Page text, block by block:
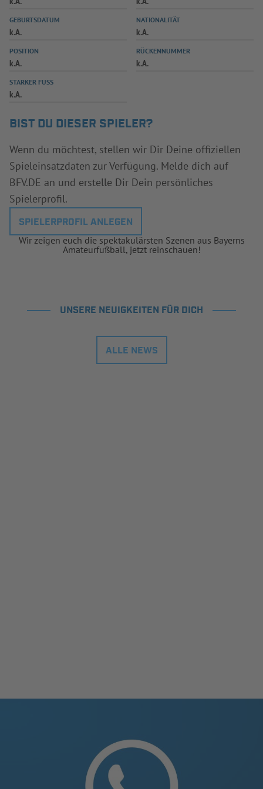
SPIELPLUS
GEBURTSDATUM
k.A.
NATIONALITÄT
k.A.
POSITION
k.A.
RÜCKENNUMMER
k.A.
STARKER FUSS
k.A.
BIST DU DIESER SPIELER?
Wenn du möchtest, stellen wir Dir Deine offiziellen
Spieleinsatzdaten zur Verfügung. Melde dich auf
BFV.DE an und erstelle Dir Dein persönliches
Spielerprofil.
SPIELERPROFIL ANLEGEN
Wir zeigen euch die spektakulärsten Szenen aus Bayerns
Amateurfußball, jetzt reinschauen!
UNSERE NEUIGKEITEN FÜR DICH
ALLE NEWS